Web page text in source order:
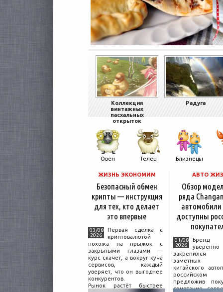
Коллекция
винтажных
пасхальных
открыток
Радуга
Овен Телец Близнецы
ЖИЗНЬ ЭКОНОМИМ
Безопасный обмен
крипты — инструкция
для тех, кто делает
это впервые
03/08
2026
Первая сделка с
криптовалютой
похожа на прыжок с
закрытыми глазами —
курс скачет, а вокруг куча
сервисов, каждый
уверяет, что он выгоднее
конкурентов.
Рынок растёт быстрее
АВТО
Обзор
ряда
автомобили
доступны
01/08
2026
Бренд
уверенно
закрепился
заметных
китайского
российском
предложив
сочетание